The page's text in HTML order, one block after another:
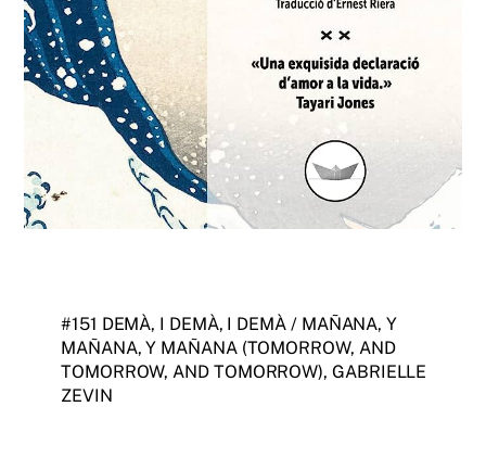
#151 DEMÀ, I DEMÀ, I DEMÀ / MAÑANA, Y
MAÑANA, Y MAÑANA (TOMORROW, AND
TOMORROW, AND TOMORROW), GABRIELLE
ZEVIN